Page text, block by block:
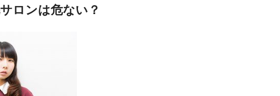
ロンは危ない？